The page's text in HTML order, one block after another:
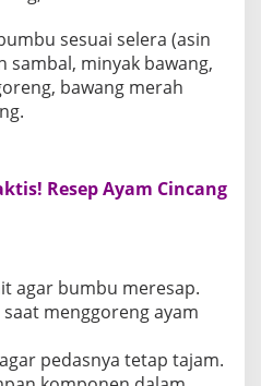
sesuai selera (asin
sambal, minyak bawang,
bawang merah
Resep Ayam Cincang
agar bumbu meresap.
menggoreng ayam
pedasnya tetap tajam.